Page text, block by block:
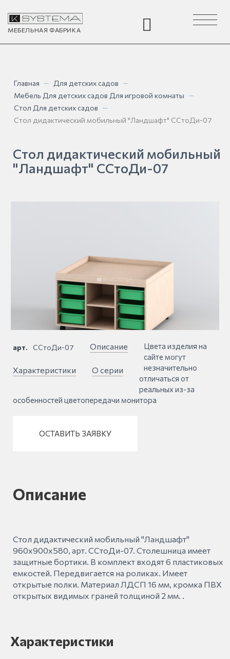
МЕБЕЛЬНАЯ ФАБРИКА
Toggle
navigation
Главная — Для детских садов —
Мебель Для детских садов Для игровой комнаты —
Стол Для детских садов —
Стол дидактический мобильный "Ландшафт" ССтоДи-07
Стол дидактический мобильный
"Ландшафт" ССтоДи-07
арт. ССтоДи-07 Описание
Характеристики О серии
Цвета изделия на
сайте могут
незначительно
отличаться от
реальных из-за
особенностей цветопередачи монитора
ОСТАВИТЬ ЗАЯВКУ
Описание
Стол дидактический мобильный "Ландшафт"
960х900х580, арт. ССтоДи-07. Столешница имеет
защитные бортики. В комплект входят 6 пластиковых
емкостей. Передвигается на роликах. Имеет
открытые полки. Материал ЛДСП 16 мм, кромка ПВХ
открытых видимых граней толщиной 2 мм. .
Характеристики